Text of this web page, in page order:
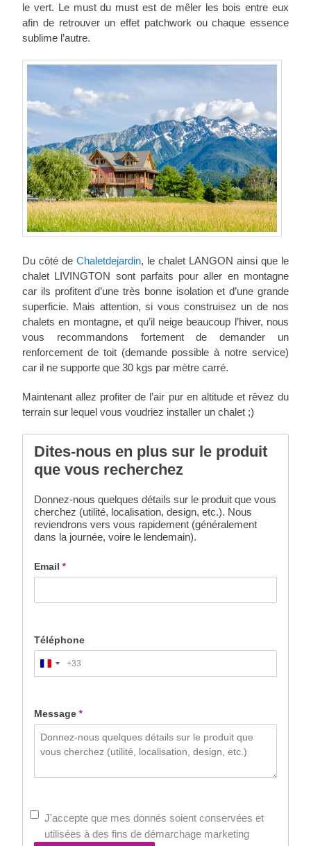
le vert. Le must du must est de mêler les bois entre eux
afin de retrouver un effet patchwork ou chaque essence
sublime l’autre.
Du côté de Chaletdejardin, le chalet LANGON ainsi que le
chalet LIVINGTON sont parfaits pour aller en montagne
car ils profitent d’une très bonne isolation et d’une grande
superficie. Mais attention, si vous construisez un de nos
chalets en montagne, et qu’il neige beaucoup l’hiver, nous
vous recommandons fortement de demander un
renforcement de toit (demande possible à notre service)
car il ne supporte que 30 kgs par mètre carré.
Maintenant allez profiter de l’air pur en altitude et rêvez du
terrain sur lequel vous voudriez installer un chalet ;)
Dites-nous en plus sur le produit
que vous recherchez
Donnez-nous quelques détails sur le produit que vous
cherchez (utilité, localisation, design, etc.). Nous
reviendrons vers vous rapidement (généralement
dans la journée, voire le lendemain).
Email *
Téléphone
France
+33
+33
Message*
J'accepte que mes donnés soient conservées et
utilisées à des fins de démarchage marketing